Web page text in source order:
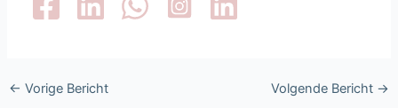
← Vorige Bericht Volgende Bericht →